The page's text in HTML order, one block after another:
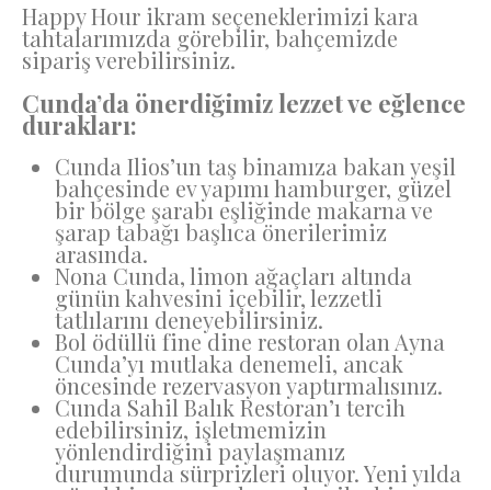
Happy Hour ikram seçeneklerimizi kara
tahtalarımızda görebilir, bahçemizde
sipariş verebilirsiniz.
Cunda’da önerdiğimiz lezzet ve eğlence
durakları:
Cunda Ilios’un taş binamıza bakan yeşil
bahçesinde ev yapımı hamburger, güzel
bir bölge şarabı eşliğinde makarna ve
şarap tabağı başlıca önerilerimiz
arasında.
Nona Cunda, limon ağaçları altında
günün kahvesini içebilir, lezzetli
tatlılarını deneyebilirsiniz.
Bol ödüllü fine dine restoran olan Ayna
Cunda’yı mutlaka denemeli, ancak
öncesinde rezervasyon yaptırmalısınız.
Cunda Sahil Balık Restoran’ı tercih
edebilirsiniz, işletmemizin
yönlendirdiğini paylaşmanız
durumunda sürprizleri oluyor. Yeni yılda